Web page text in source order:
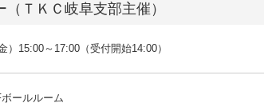
（ＴＫＣ岐阜支部主催）
）15:00～17:00（受付開始14:00）
ールルーム